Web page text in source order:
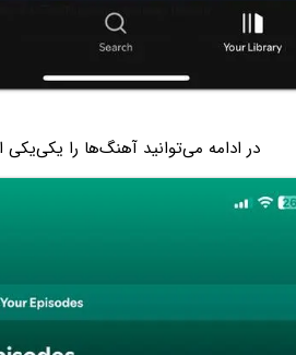
در ادامه می‌توانید آهنگ‌ها را